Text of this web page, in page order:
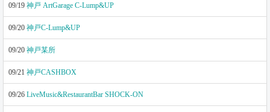
09/19 神戸 ArtGarage C-Lump&UP
09/20 神戸C-Lump&UP
09/20 神戸某所
09/21 神戸CASHBOX
09/26 LiveMusic&RestaurantBar SHOCK-ON